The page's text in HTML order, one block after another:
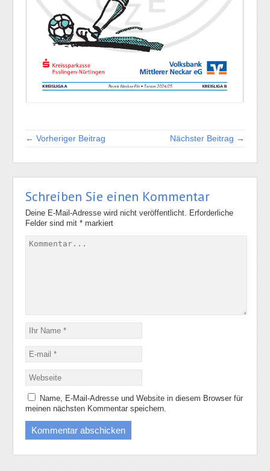
← Vorheriger Beitrag Nächster Beitrag →
Schreiben Sie einen Kommentar
Deine E-Mail-Adresse wird nicht veröffentlicht. Erforderliche
Felder sind mit* markiert
Name, E-Mail-Adresse und Website in diesem Browser für
meinen nächsten Kommentar speichern.